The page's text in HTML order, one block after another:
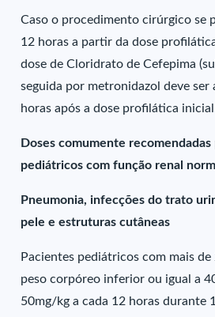
Caso o procedimento cirúrgico se
12 horas a partir da dose
dose de Cloridrato de Cefepima
seguida por metronidazol deve ser
horas após a dose profilática
Doses comumente
pediátricos com função renal
Pneumonia, infecções do trato
pele e estruturas cutâneas
Pacientes pediátricos com mais de
peso corpóreo inferior ou igual a
50mg/kg a cada 12 horas durante